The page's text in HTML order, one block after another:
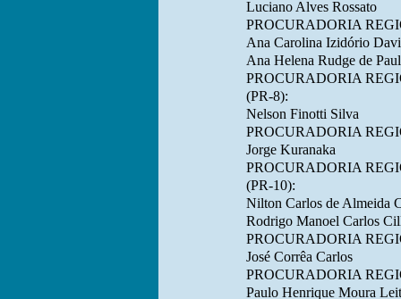
Luciano Alves Rossato
PROCURADORIA
Ana Carolina Izidório
Ana Helena Rudge de
PROCURADORIA
(PR-8):
Nelson Finotti Silva
PROCURADORIA
Jorge Kuranaka
PROCURADORIA
(PR-10):
Nilton Carlos de Almeida
Rodrigo Manoel Carlos
PROCURADORIA
José Corrêa Carlos
PROCURADORIA
Paulo Henrique Moura